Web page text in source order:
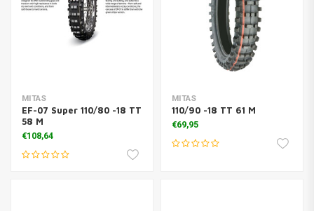
MITAS
EF-07 Super 110/80 -18 TT
58 M
€108,64
MITAS
110/90 -18 TT 61 M
€69,95